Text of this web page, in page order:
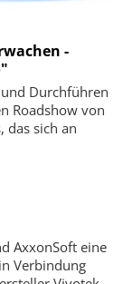
-
Durchführen
Roadshow von
das sich an
AxxonSoft eine
Verbindung